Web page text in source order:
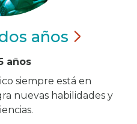
años
años
siempre está en
nuevas habilidades y